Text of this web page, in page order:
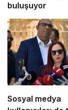
buluşuyor
Sosyal medya